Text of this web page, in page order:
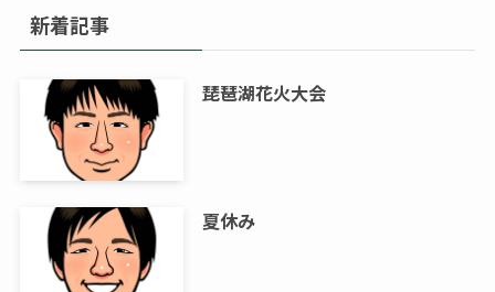
新着記事
琵琶湖花火大会
夏休み